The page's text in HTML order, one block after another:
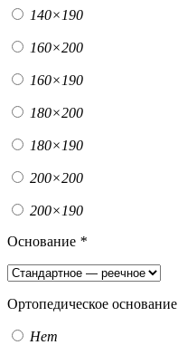
140×190
160×200
160×190
180×200
180×190
200×200
200×190
Основание *
Ортопедическое основание
Нет